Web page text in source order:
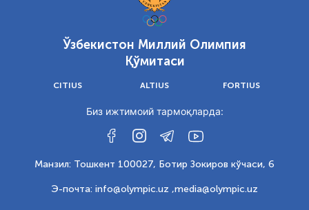
Ўзбекистон Миллий Олимпия
Қўмитаси
CITIUS ALTIUS FORTIUS
Биз ижтимоий тармоқларда:
Манзил: Тошкент 100027, Ботир Зокиров кўчаси, 6
Э-почта: info@olympic.uz ,media@olympic.uz